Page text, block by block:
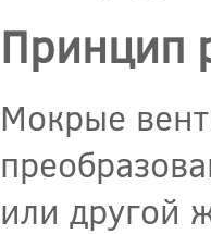
Принцип
Мокрые
или другой